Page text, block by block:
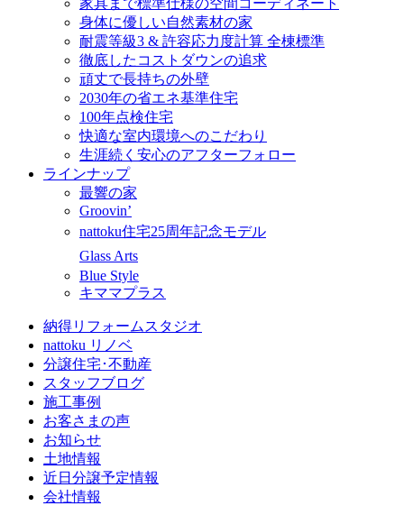
身体に優しい自然素材の家
耐震等級3 & 許容応力度計算 全棟標準
徹底したコストダウンの追求
頑丈で長持ちの外壁
2030年の省エネ基準住宅
100年点検住宅
快適な室内環境へのこだわり
生涯続く安心のアフターフォロー
ラインナップ
最響の家
Groovin’
nattoku住宅25周年記念モデル
Glass Arts
Blue Style
キママプラス
納得リフォームスタジオ
nattoku リノベ
分譲住宅･不動産
スタッフブログ
施工事例
お客さまの声
お知らせ
土地情報
近日分譲予定情報
会社情報